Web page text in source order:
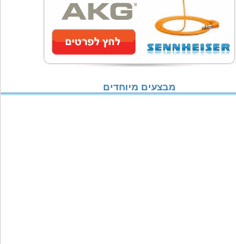
מבצעים מיוחדים